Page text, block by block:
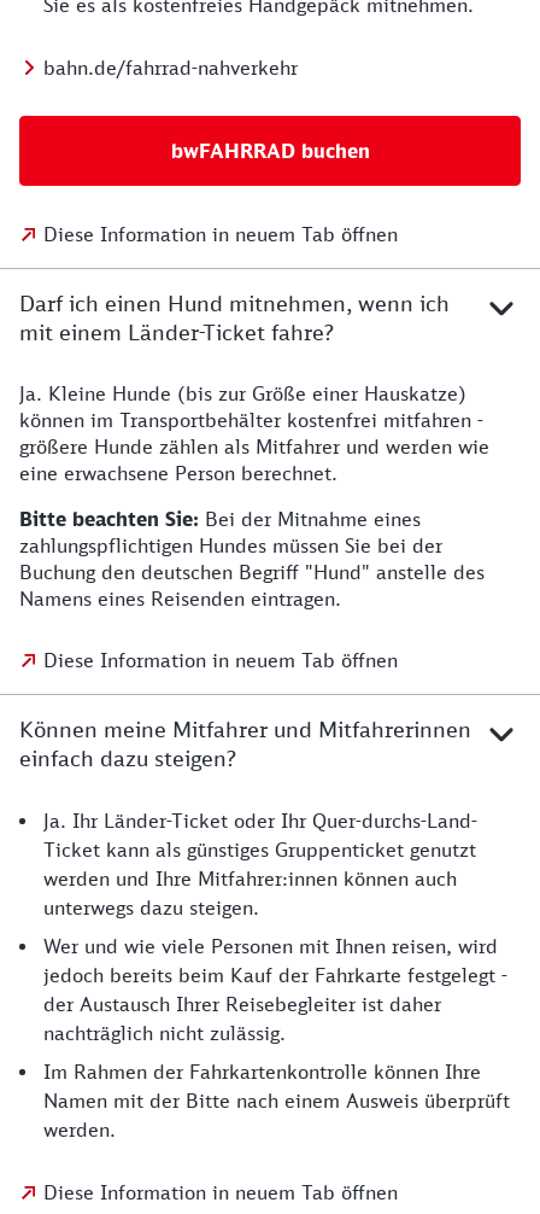
Sie es als kostenfreies Handgepäck mitnehmen.
bahn.de/fahrrad-nahverkehr
bwFAHRRAD buchen
Diese Information in neuem Tab öffnen
Darf ich einen Hund mitnehmen, wenn ich
mit einem Länder-Ticket fahre?
Ja. Kleine Hunde (bis zur Größe einer Hauskatze)
können im Transportbehälter kostenfrei mitfahren -
größere Hunde zählen als Mitfahrer und werden wie
eine erwachsene Person berechnet.
Bitte beachten Sie: Bei der Mitnahme eines
zahlungspflichtigen Hundes müssen Sie bei der
Buchung den deutschen Begriff "Hund" anstelle des
Namens eines Reisenden eintragen.
Diese Information in neuem Tab öffnen
Können meine Mitfahrer und Mitfahrerinnen
einfach dazu steigen?
Ja. Ihr Länder-Ticket oder Ihr Quer-durchs-Land-
Ticket kann als günstiges Gruppenticket genutzt
werden und Ihre Mitfahrer:innen können auch
unterwegs dazu steigen.
Wer und wie viele Personen mit Ihnen reisen, wird
jedoch bereits beim Kauf der Fahrkarte festgelegt -
der Austausch Ihrer Reisebegleiter ist daher
nachträglich nicht zulässig.
Im Rahmen der Fahrkartenkontrolle können Ihre
Namen mit der Bitte nach einem Ausweis überprüft
werden.
Diese Information in neuem Tab öffnen